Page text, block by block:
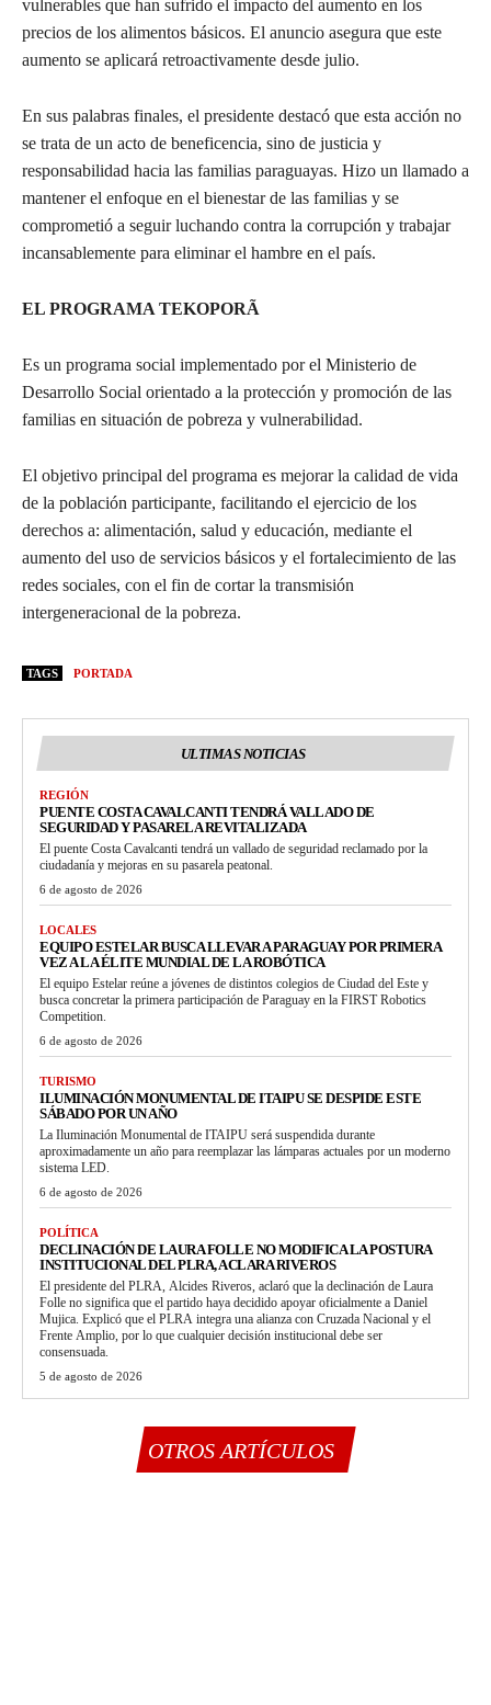
vulnerables que han sufrido el impacto del aumento en los
precios de los alimentos básicos. El anuncio asegura que este
aumento se aplicará retroactivamente desde julio.
En sus palabras finales, el presidente destacó que esta acción no
se trata de un acto de beneficencia, sino de justicia y
responsabilidad hacia las familias paraguayas. Hizo un llamado a
mantener el enfoque en el bienestar de las familias y se
comprometió a seguir luchando contra la corrupción y trabajar
incansablemente para eliminar el hambre en el país.
EL PROGRAMA TEKOPORÃ
Es un programa social implementado por el Ministerio de
Desarrollo Social orientado a la protección y promoción de las
familias en situación de pobreza y vulnerabilidad.
El objetivo principal del programa es mejorar la calidad de vida
de la población participante, facilitando el ejercicio de los
derechos a: alimentación, salud y educación, mediante el
aumento del uso de servicios básicos y el fortalecimiento de las
redes sociales, con el fin de cortar la transmisión
intergeneracional de la pobreza.
TAGS PORTADA
ULTIMAS NOTICIAS
REGIÓN
PUENTE COSTA CAVALCANTI TENDRÁ VALLADO DE
SEGURIDAD Y PASARELA REVITALIZADA
El puente Costa Cavalcanti tendrá un vallado de seguridad reclamado por la
ciudadanía y mejoras en su pasarela peatonal.
6 de agosto de 2026
LOCALES
EQUIPO ESTELAR BUSCA LLEVAR A PARAGUAY POR PRIMERA
VEZ A LA ÉLITE MUNDIAL DE LA ROBÓTICA
El equipo Estelar reúne a jóvenes de distintos colegios de Ciudad del Este y
busca concretar la primera participación de Paraguay en la FIRST Robotics
Competition.
6 de agosto de 2026
TURISMO
ILUMINACIÓN MONUMENTAL DE ITAIPU SE DESPIDE ESTE
SÁBADO POR UN AÑO
La Iluminación Monumental de ITAIPU será suspendida durante
aproximadamente un año para reemplazar las lámparas actuales por un moderno
sistema LED.
6 de agosto de 2026
POLÍTICA
DECLINACIÓN DE LAURA FOLLE NO MODIFICA LA POSTURA
INSTITUCIONAL DEL PLRA, ACLARA RIVEROS
El presidente del PLRA, Alcides Riveros, aclaró que la declinación de Laura
Folle no significa que el partido haya decidido apoyar oficialmente a Daniel
Mujica. Explicó que el PLRA integra una alianza con Cruzada Nacional y el
Frente Amplio, por lo que cualquier decisión institucional debe ser
consensuada.
5 de agosto de 2026
OTROS ARTÍCULOS